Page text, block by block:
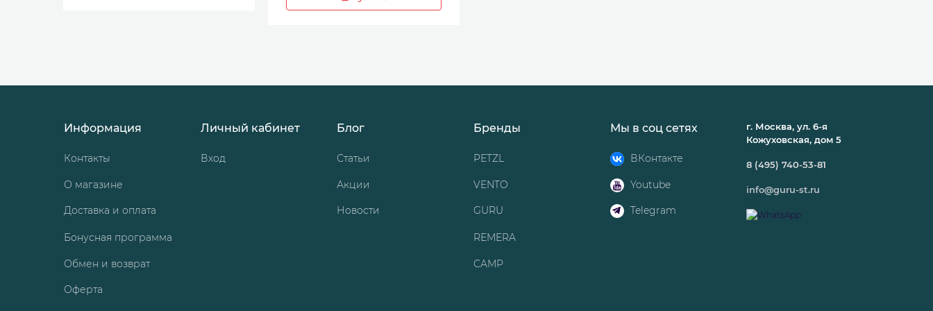
Информация
Контакты
О магазине
Доставка и оплата
Бонусная программа
Обмен и возврат
Оферта
Личный кабинет
Вход
Блог
Статьи
Акции
Новости
Бренды
PETZL
VENTO
GURU
REMERA
CAMP
Мы в соц сетях
ВКонтакте
Youtube
Telegram
г. Москва, ул. 6-я
Кожуховская, дом 5
8 (495) 740-53-81
info@guru-st.ru